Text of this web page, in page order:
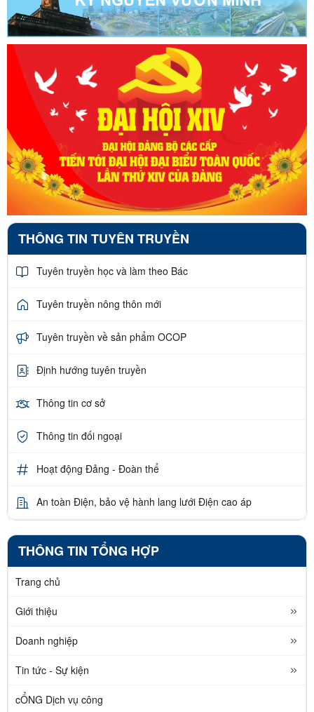
THÔNG TIN TUYÊN TRUYỀN
Tuyên truyền học và làm theo Bác
Tuyên truyền nông thôn mới
Tuyên truyền về sản phẩm OCOP
Định hướng tuyên truyền
Thông tin cơ sở
Thông tin đối ngoại
Hoạt động Đảng - Đoàn thể
An toàn Điện, bảo vệ hành lang lưới Điện cao áp
THÔNG TIN TỔNG HỢP
Trang chủ
Giới thiệu
Doanh nghiệp
Tin tức - Sự kiện
cỔNG Dịch vụ công